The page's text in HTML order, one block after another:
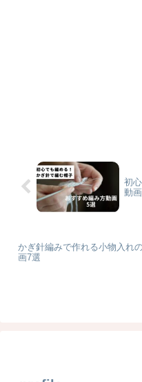
初
動画
かぎ針編みで作れる小物入れ
画7選